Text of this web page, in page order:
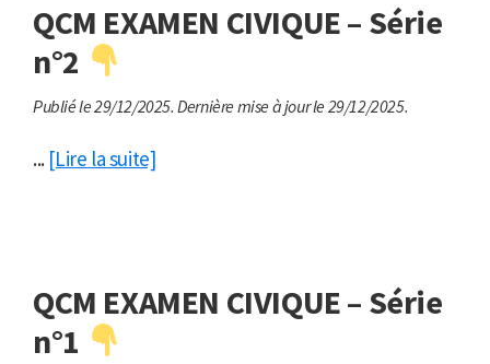
QCM EXAMEN CIVIQUE – Série
n°2
Publié le 29/12/2025. Dernière mise à jour le 29/12/2025.
... [Lire la suite]
QCM EXAMEN CIVIQUE – Série
n°1